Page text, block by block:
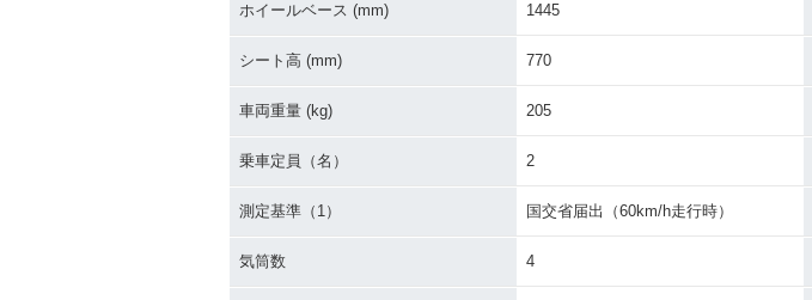
ホイールベース (mm) 1445
シート高 (mm) 770
車両重量 (kg) 205
乗車定員（名） 2
測定基準（1） 国交省届出（60km/h走行時）
気筒数 4